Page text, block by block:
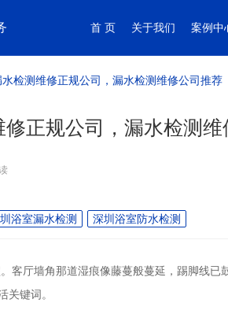
首 页 关于我们 案例中
检测维修正规公司，漏水检测维修公司推荐
正规公司，漏水检测维
浴室漏水检测 深圳浴室防水检测
客厅墙角那道湿痕像藤蔓般蔓延，踢脚线已
关键词。